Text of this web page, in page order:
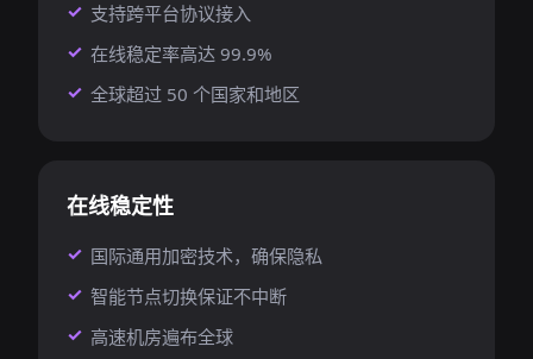
支持跨平台协议接入
在线稳定率高达 99.9%
全球超过 50 个国家和地区
在线稳定性
国际通用加密技术，确保隐私
智能节点切换保证不中断
高速机房遍布全球